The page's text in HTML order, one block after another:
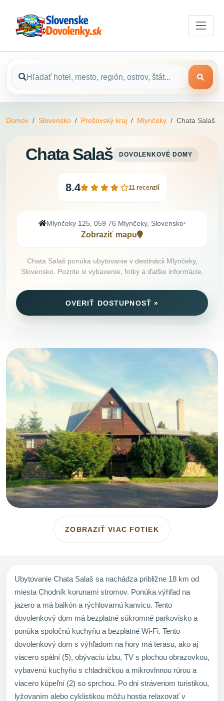
Domov Slovensko Prešovský kraj Mlynčeky Chata Salaš
Chata Salaš DOVOLENKOVÉ DOMY
8.4 11 recenzií
Mlynčeky 125, 059 76 Mlynčeky, Slovensko•
Zobraziť mapu
Chata Salaš ponúka ubytovanie v destinácii Mlynčeky,
Slovensko. Pozrite si vybavenie, fotky a ďalšie informácie.
OVERIŤ DOSTUPNOSŤ »
ZOBRAZIŤ VIAC FOTIEK
Ubytovanie Chata Salaš sa nachádza približne 18 km od
miesta Chodník korunami stromov. Ponúka výhľad na
jazero a má balkón a rýchlovarnú kanvicu. Tento
dovolenkový dom má bezplatné súkromné parkovisko a
ponúka spoločnú kuchyňu a bezplatné Wi-Fi. Tento
dovolenkový dom s výhľadom na hory má terasu, ako aj
viacero spální (5), obývaciu izbu, TV s plochou obrazovkou,
vybavenú kuchyňu s chladničkou a mikrovlnnou rúrou a
viacero kúpeľní (2) so sprchou. Po dni strávenom turistikou,
lyžovaním alebo cyklistikou môžu hostia relaxovať v